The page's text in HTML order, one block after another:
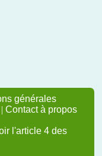
générales
| Contact à propos
l'article 4 des